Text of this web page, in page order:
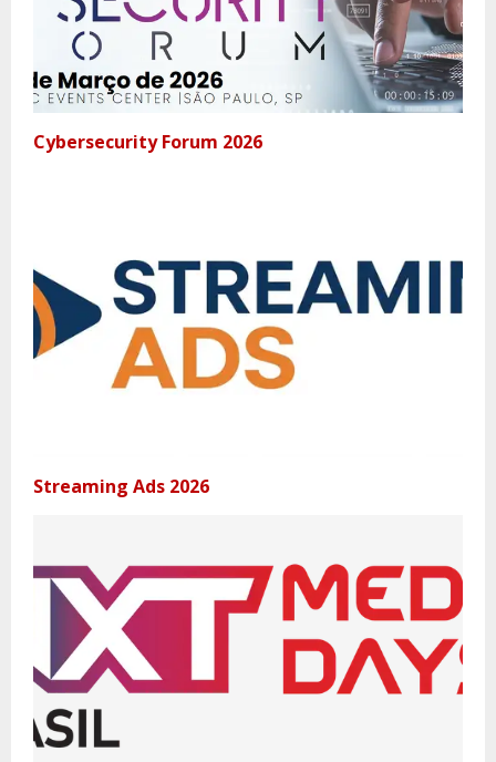
Cybersecurity Forum 2026
Streaming Ads 2026